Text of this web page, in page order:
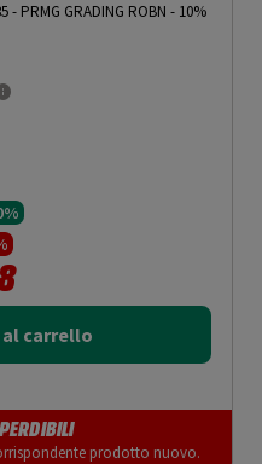
- PRMG GRADING ROBN - 10%
da
carrello
prodotto nuovo.